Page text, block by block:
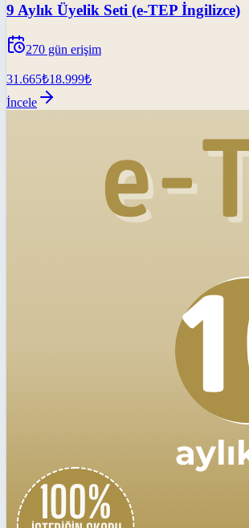
9 Aylık Üyelik Seti (e-TEP İngilizce)
270 gün erişim
31.665₺18.999₺
İncele